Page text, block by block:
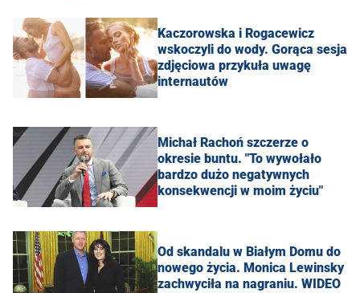
Kaczorowska i Rogacewicz
wskoczyli do wody. Gorąca sesja
zdjęciowa przykuła uwagę
internautów
Michał Rachoń szczerze o
okresie buntu. "To wywołało
bardzo dużo negatywnych
konsekwencji w moim życiu"
Od skandalu w Białym Domu do
nowego życia. Monica Lewinsky
zachwyciła na nagraniu. WIDEO